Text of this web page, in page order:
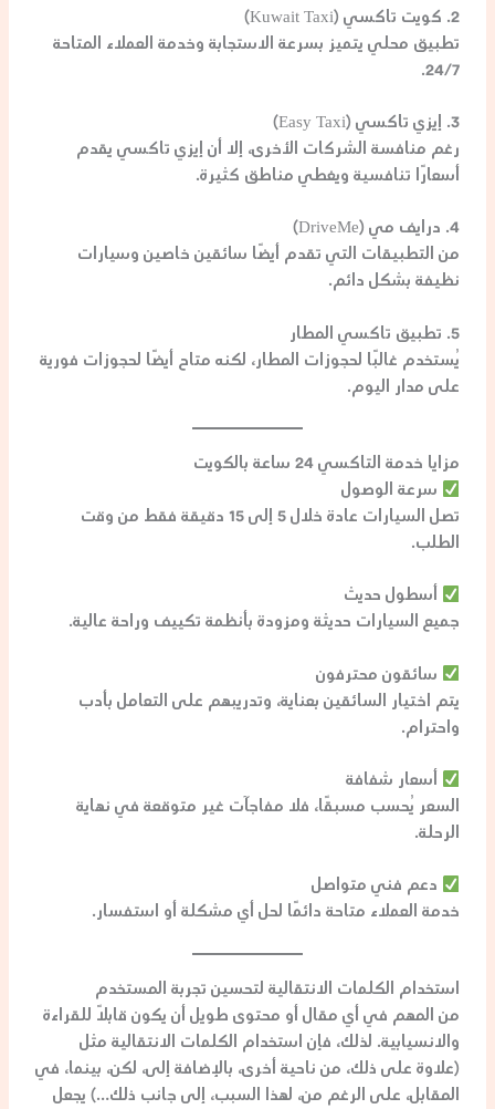
2. كويت تاكسي (Kuwait Taxi)
تطبيق محلي يتميز بسرعة الاستجابة وخدمة العملاء المتاحة
24/7.
3. إيزي تاكسي (Easy Taxi)
رغم منافسة الشركات الأخرى، إلا أن إيزي تاكسي يقدم
أسعارًا تنافسية ويغطي مناطق كثيرة.
4. درايف مي (DriveMe)
من التطبيقات التي تقدم أيضًا سائقين خاصين وسيارات
نظيفة بشكل دائم.
5. تطبيق تاكسي المطار
يُستخدم غالبًا لحجوزات المطار، لكنه متاح أيضًا لحجوزات فورية
على مدار اليوم.
مزايا خدمة التاكسي 24 ساعة بالكويت
سرعة الوصول
تصل السيارات عادة خلال5 إلى 15 دقيقة فقط
من وقت
الطلب.
أسطول حديث
جميع السيارات حديثة ومزودة بأنظمة تكييف وراحة عالية.
سائقون محترفون
يتم اختيار السائقين بعناية، وتدريبهم على التعامل بأدب
واحترام.
أسعار شفافة
السعر يُحسب مسبقًا، فلا مفاجآت غير متوقعة في نهاية
الرحلة.
دعم فني متواصل
خدمة العملاء متاحة دائمًا لحل أي مشكلة أو استفسار.
استخدام الكلمات الانتقالية لتحسين تجربة المستخدم
من المهم في أي مقال أو محتوى طويل أن يكون قابلًا للقراءة
والانسيابية. لذلك، فإن استخدام الكلمات الانتقاليةمثل
(علاوة على ذلك، من ناحية أخرى، بالإضافة إلى، لكن، بينما، في
المقابل، على الرغم من، لهذا السبب، إلى جانب ذلك…) يجعل